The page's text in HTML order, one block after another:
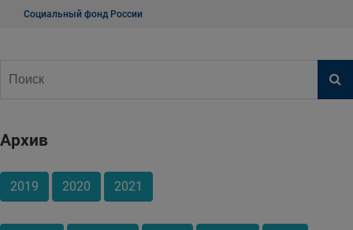
Социальный фонд России
Архив
2019 2020 2021